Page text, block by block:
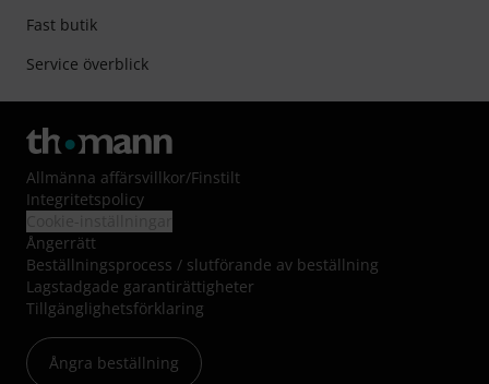
Fast butik
Service överblick
Allmänna affärsvillkor/Finstilt
Integritetspolicy
Ångerrätt
Beställningsprocess / slutförande av beställning
Lagstadgade garantirättigheter
Tillgänglighetsförklaring
Ångra beställning